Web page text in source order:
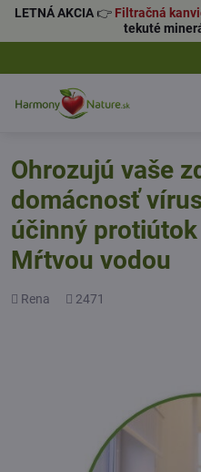
LETNÁ AKCIA👉 Filtračná
tekuté
Ohrozujú vaše
domácnosť
účinný
Mŕtvou vodou
Pridal
Rena
Počet
2471